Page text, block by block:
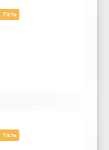
Гість
Гість